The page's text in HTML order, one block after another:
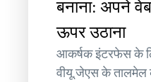
बनाना: अपने
ऊपर उठाना
आकर्षक इंटरफेस के
वीयू.जेएस के तालमेल